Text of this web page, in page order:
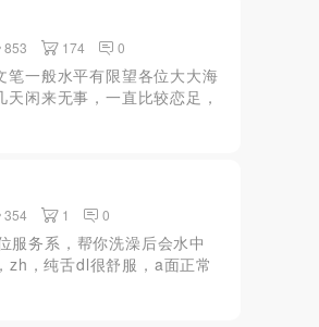
853 174 0
笔一般水平有限望各位大大海
闲来无事，一直比较恋足，
网站，偶然发现一店心中大
对方说正在营业，随时可以
354 1 0
服务系，帮你洗澡后会水中
zh，纯舌dl很舒服，a面正常
儿换纸尿裤一样抬起脚和屁
觉冲击很好，后面继续给你